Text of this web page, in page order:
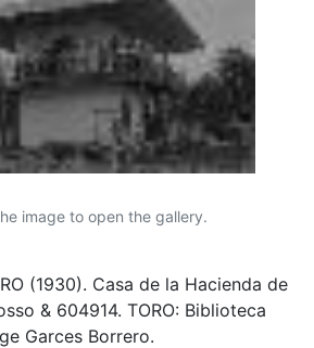
image to open the gallery.
(1930). Casa de la Hacienda de
& 604914. TORO: Biblioteca
Garces Borrero.